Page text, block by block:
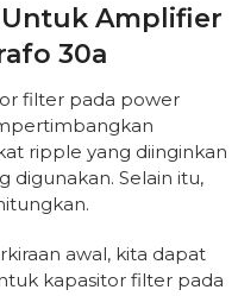
Amplifier
30a
filter pada power
ripple yang diinginkan
digunakan. Selain itu,
awal, kita dapat
kapasitor filter pada